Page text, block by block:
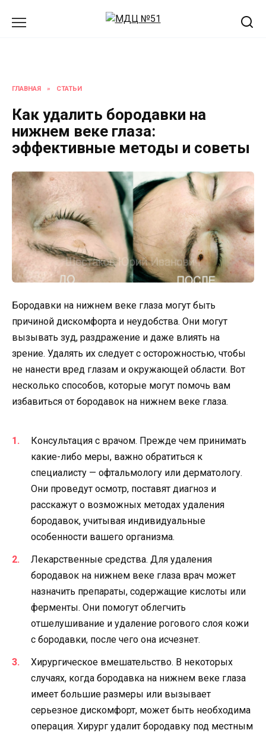
ГЛАВНАЯ » СТАТЬИ
Как удалить бородавки на
нижнем веке глаза:
эффективные методы и советы
Бородавки на нижнем веке глаза могут быть
причиной дискомфорта и неудобства. Они могут
вызывать зуд, раздражение и даже влиять на
зрение. Удалять их следует с осторожностью, чтобы
не нанести вред глазам и окружающей области. Вот
несколько способов, которые могут помочь вам
избавиться от бородавок на нижнем веке глаза.
Консультация с врачом. Прежде чем принимать
какие-либо меры, важно обратиться к
специалисту — офтальмологу или дерматологу.
Они проведут осмотр, поставят диагноз и
расскажут о возможных методах удаления
бородавок, учитывая индивидуальные
особенности вашего организма.
Лекарственные средства. Для удаления
бородавок на нижнем веке глаза врач может
назначить препараты, содержащие кислоты или
ферменты. Они помогут облегчить
отшелушивание и удаление рогового слоя кожи
с бородавки, после чего она исчезнет.
Хирургическое вмешательство. В некоторых
случаях, когда бородавка на нижнем веке глаза
имеет большие размеры или вызывает
серьезное дискомфорт, может быть необходима
операция. Хирург удалит бородавку под местным